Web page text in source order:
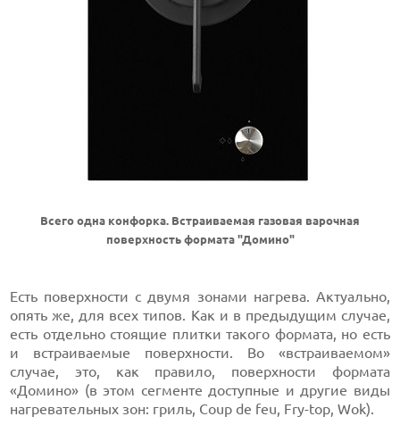
Всего одна конфорка. Встраиваемая газовая варочная
поверхность формата "Домино"
Есть поверхности с двумя зонами нагрева. Актуально,
опять же, для всех типов. Как и в предыдущим случае,
есть отдельно стоящие плитки такого формата, но есть
и встраиваемые поверхности. Во «встраиваемом»
случае, это, как правило, поверхности формата
«Домино» (в этом сегменте доступные и другие виды
нагревательных зон: гриль, Coup de feu, Fry-top, Wok).